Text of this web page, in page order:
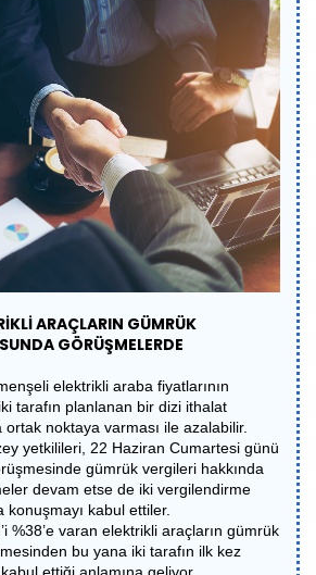
ARAÇLARIN GÜMRÜK
GÖRÜŞMELERDE
elektrikli araba fiyatlarının
tarafın planlanan bir dizi ithalat
noktaya varması ile azalabilir.
yetkilileri, 22 Haziran Cumartesi günü
gümrük vergileri hakkında
devam etse de iki vergilendirme
konuşmayı kabul ettiler.
%38’e varan elektrikli araçların gümrük
bu yana iki tarafın ilk kez